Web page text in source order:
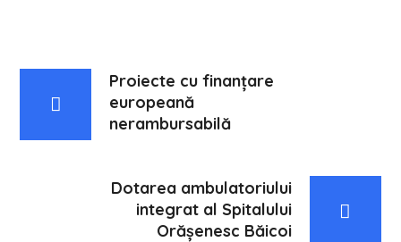
Proiecte cu finanțare
europeană
nerambursabilă
Dotarea ambulatoriului
integrat al Spitalului
Orășenesc Băicoi